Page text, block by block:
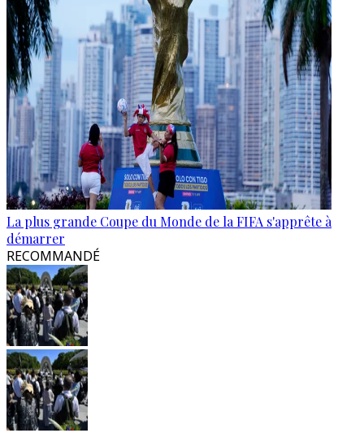
La plus grande Coupe du Monde de la FIFA s'apprête à
démarrer
RECOMMANDÉ